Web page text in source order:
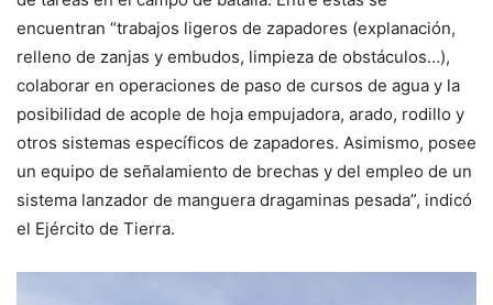
encuentran “trabajos ligeros de zapadores (explanación,
relleno de zanjas y embudos, limpieza de obstáculos…),
colaborar en operaciones de paso de cursos de agua y la
posibilidad de acople de hoja empujadora, arado, rodillo y
otros sistemas específicos de zapadores. Asimismo, posee
un equipo de señalamiento de brechas y del empleo de un
sistema lanzador de manguera dragaminas pesada”, indicó
el Ejército de Tierra.